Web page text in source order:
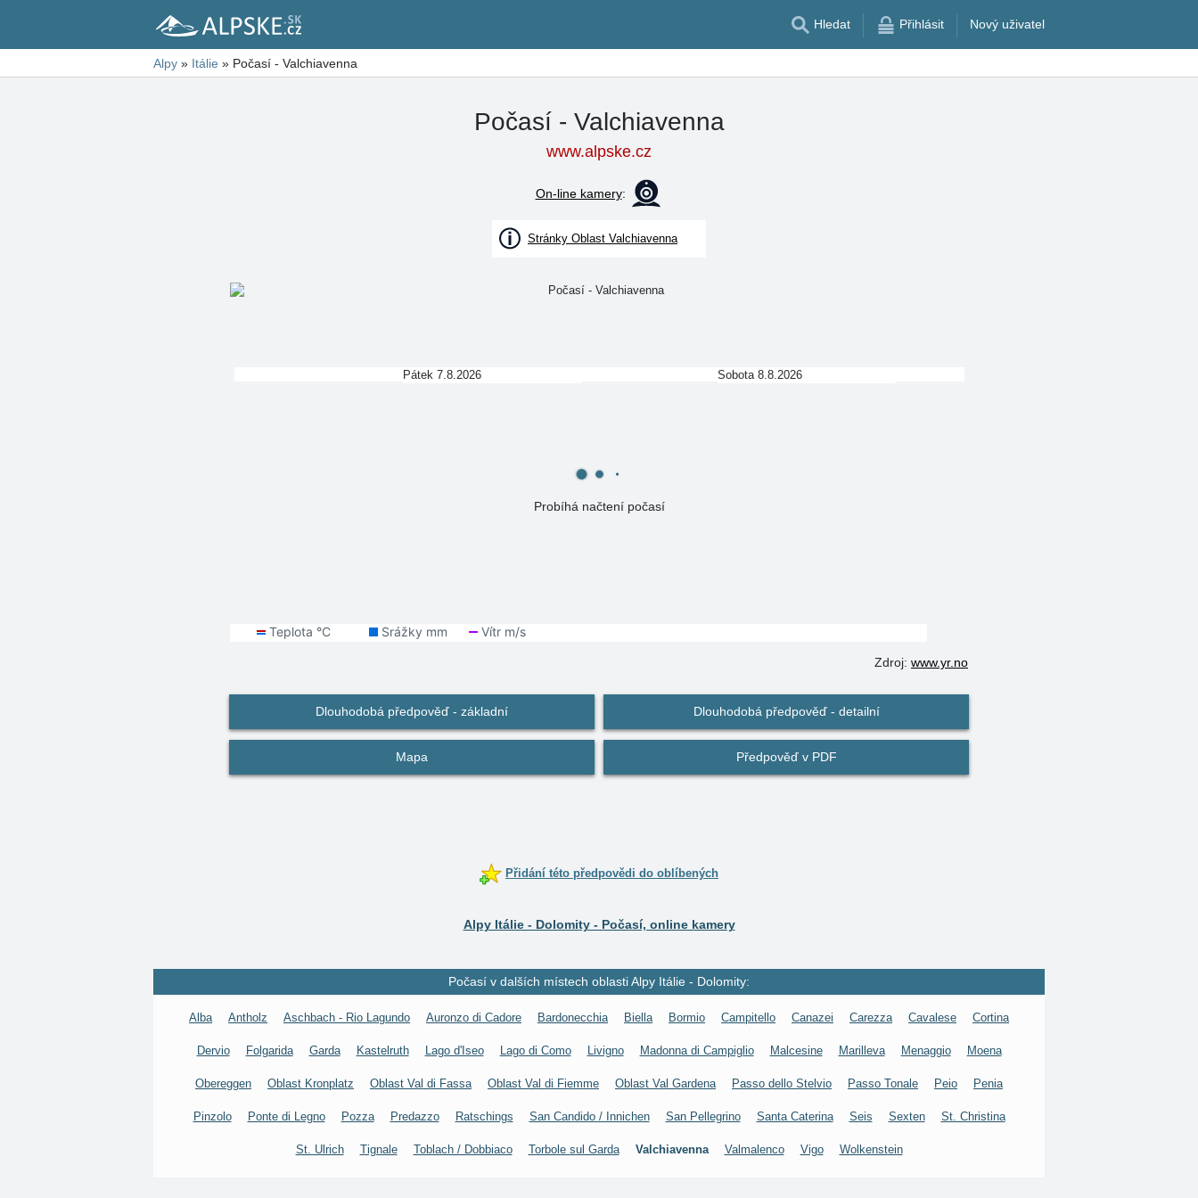
Hledat Přihlásit Nový uživatel
Alpy » Itálie » Počasí - Valchiavenna
Počasí - Valchiavenna
www.alpske.cz
On-line kamery:
Stránky Oblast Valchiavenna
Probíhá načtení počasí
Pátek 7.8.2026 Sobota 8.8.2026
Zdroj: www.yr.no
Dlouhodobá předpověď - základní Dlouhodobá předpověď - detailní
Mapa Předpověď v PDF
Přidání této předpovědi do oblíbených
Alpy Itálie - Dolomity - Počasí, online kamery
Počasí v dalších místech oblasti Alpy Itálie - Dolomity:
Alba Antholz Aschbach - Rio Lagundo Auronzo di Cadore Bardonecchia Biella Bormio Campitello Canazei Carezza Cavalese Cortina
Dervio Folgarida Garda Kastelruth Lago d'Iseo Lago di Como Livigno Madonna di Campiglio Malcesine Marilleva Menaggio Moena
Obereggen Oblast Kronplatz Oblast Val di Fassa Oblast Val di Fiemme Oblast Val Gardena Passo dello Stelvio Passo Tonale Peio Penia
Pinzolo Ponte di Legno Pozza Predazzo Ratschings San Candido / Innichen San Pellegrino Santa Caterina Seis Sexten St. Christina
St. Ulrich Tignale Toblach / Dobbiaco Torbole sul Garda Valchiavenna Valmalenco Vigo Wolkenstein